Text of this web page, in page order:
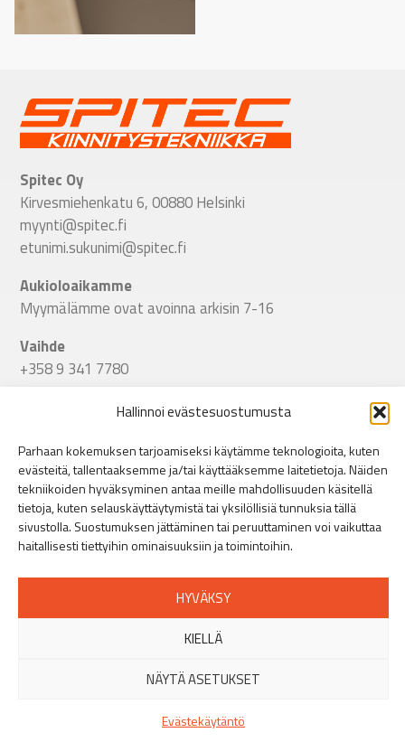
Hallinnoi evästesuostumusta
Parhaan kokemuksen tarjoamiseksi käytämme teknologioita, kuten
evästeitä, tallentaaksemme ja/tai käyttääksemme laitetietoja. Näiden
tekniikoiden hyväksyminen antaa meille mahdollisuuden käsitellä
tietoja, kuten selauskäyttäytymistä tai yksilöllisiä tunnuksia tällä
sivustolla. Suostumuksen jättäminen tai peruuttaminen voi vaikuttaa
haitallisesti tiettyihin ominaisuuksiin ja toimintoihin.
HYVÄKSY
KIELLÄ
NÄYTÄ ASETUKSET
Evästekäytäntö
Spitec Oy
Kirvesmiehenkatu 6, 00880 Helsinki
myynti@spitec.fi
etunimi.sukunimi@spitec.fi
Aukioloaikamme
Myymälämme ovat avoinna arkisin 7-16
Vaihde
+358 9 341 7780
Linkki Spitecin Instagramiin Linkki Spitecin Facebookkiin LinkedIn
Helsinki
Puusepänkatu 9, 00880 Helsinki»
+358 44 401 5516
Turku
Orikedonkatu 16, 20380 Turku»
+358 44 401 5512
Viinikankatu 51, 33800 Tampere»